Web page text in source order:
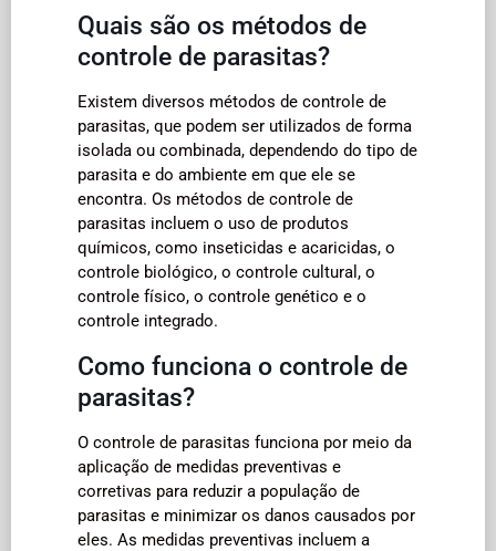
Quais são os métodos de
controle de parasitas?
Existem diversos métodos de controle de
parasitas, que podem ser utilizados de forma
isolada ou combinada, dependendo do tipo de
parasita e do ambiente em que ele se
encontra. Os métodos de controle de
parasitas incluem o uso de produtos
químicos, como inseticidas e acaricidas, o
controle biológico, o controle cultural, o
controle físico, o controle genético e o
controle integrado.
Como funciona o controle de
parasitas?
O controle de parasitas funciona por meio da
aplicação de medidas preventivas e
corretivas para reduzir a população de
parasitas e minimizar os danos causados por
eles. As medidas preventivas incluem a